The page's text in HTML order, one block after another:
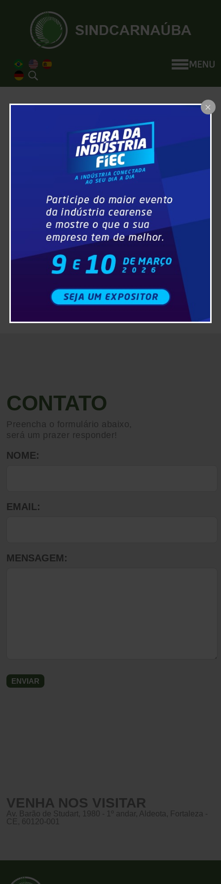
CONTATO
Preencha o formulário abaixo,
será um prazer responder!
NOME:
EMAIL:
MENSAGEM:
VENHA NOS VISITAR
Av. Barão de Studart, 1980 - 1º andar, Aldeota, Fortaleza -
CE, 60120-001